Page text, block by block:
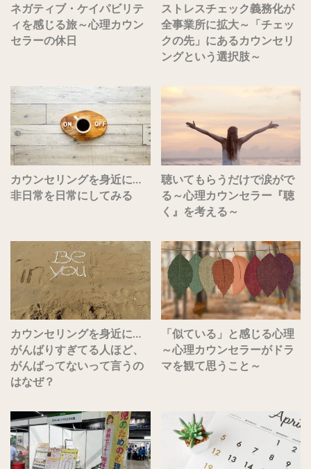
ネガティブ・ケイパビリテ
ィを感じる旅～心理カウン
セラーの休日
ストレスチェック義務化が
全事業所に拡大～「チェッ
クの先」にあるカウンセリ
ングという選択肢～
カウンセリングを身近に…
非日常を日常にしてみる
聴いてもらうだけで涙がで
る～心理カウンセラー『聴
く』を考える～
カウンセリングを身近に…
がんばりすぎてる人ほど、
がんばってないって言うの
はなぜ？
「似ている」と感じる心理
～心理カウンセラーがドラ
マを観て思うこと～